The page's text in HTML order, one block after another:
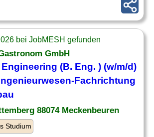
bei JobMESH gefunden
GmbH
(B. Eng. ) (w/m/d)
Fachrichtung
88074 Meckenbeuren
Studium